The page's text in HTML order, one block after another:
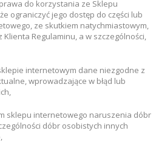
do korzystania ze Sklepu
ograniczyć jego dostęp do części lub
ze skutkiem natychmiastowym,
Regulaminu, a w szczególności,
internetowym dane niezgodne z
wprowadzające w błąd lub
sklepu internetowego naruszenia dóbr
dóbr osobistych innych